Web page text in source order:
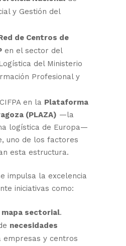
y Gestión del
de Centros de
en el sector del
del Ministerio
Profesional y
en la Plataforma
(PLAZA) —la
logística de Europa—
uno de los factores
esta estructura.
impulsa la excelencia
iniciativas como:
mapa sectorial.
necesidades
empresas y centros